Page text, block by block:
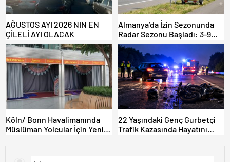
AĞUSTOS AYI 2026 NIN EN
ÇİLELİ AYI OLACAK
Almanya’da İzin Sezonunda
Radar Sezonu Başladı: 3-9
Ağustos’ta Radar Hız
Denetimi Yapılacak!
Köln/ Bonn Havalimanında
Müslüman Yolcular İçin Yeni
22 Yaşındaki Genç Gurbetçi
Trafik Kazasında Hayatını